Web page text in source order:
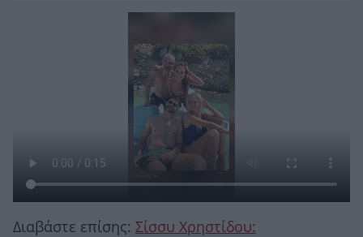
Διαβάστε επίσης: Σίσσυ Χρηστίδου: